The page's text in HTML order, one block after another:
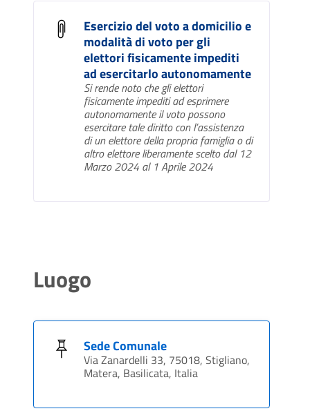
Esercizio del voto a domicilio e
modalità di voto per gli
elettori fisicamente impediti
ad esercitarlo autonomamente
Si rende noto che gli elettori
fisicamente impediti ad esprimere
autonomamente il voto possono
esercitare tale diritto con l’assistenza
di un elettore della propria famiglia o di
altro elettore liberamente scelto dal 12
Marzo 2024 al 1 Aprile 2024
Luogo
Sede Comunale
Via Zanardelli 33, 75018, Stigliano,
Matera, Basilicata, Italia